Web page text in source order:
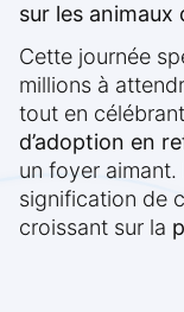
sur les animaux
Cette journée
millions à
tout en
d’adoption en
un foyer
signification de
croissant sur la